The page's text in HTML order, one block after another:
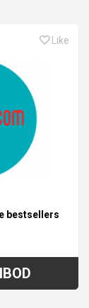
Like
bestsellers